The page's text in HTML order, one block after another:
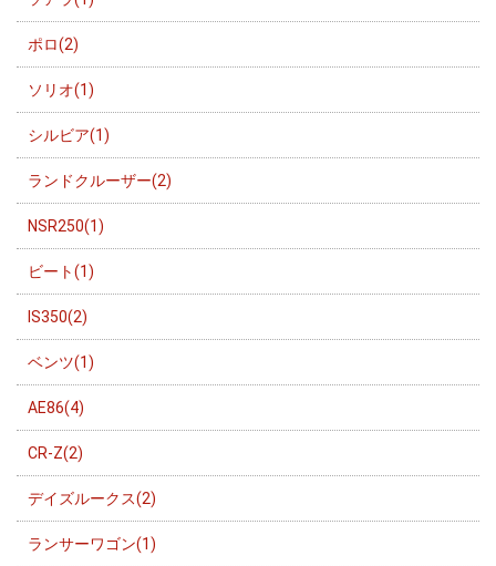
ポロ(2)
ソリオ(1)
シルビア(1)
ランドクルーザー(2)
NSR250(1)
ビート(1)
IS350(2)
ベンツ(1)
AE86(4)
CR-Z(2)
デイズルークス(2)
ランサーワゴン(1)